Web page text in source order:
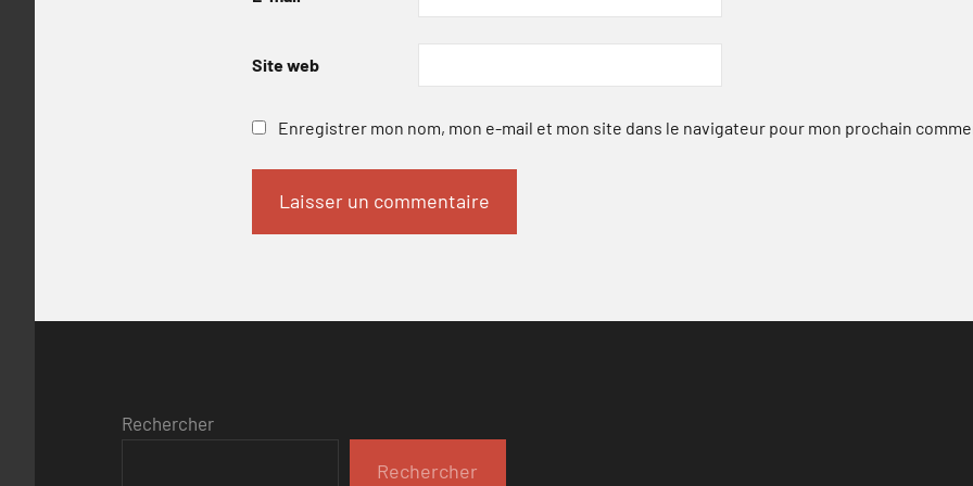
Site web
Enregistrer mon nom, mon e-mail et mon site dans le navigateur pour mon prochain
Rechercher
Rechercher